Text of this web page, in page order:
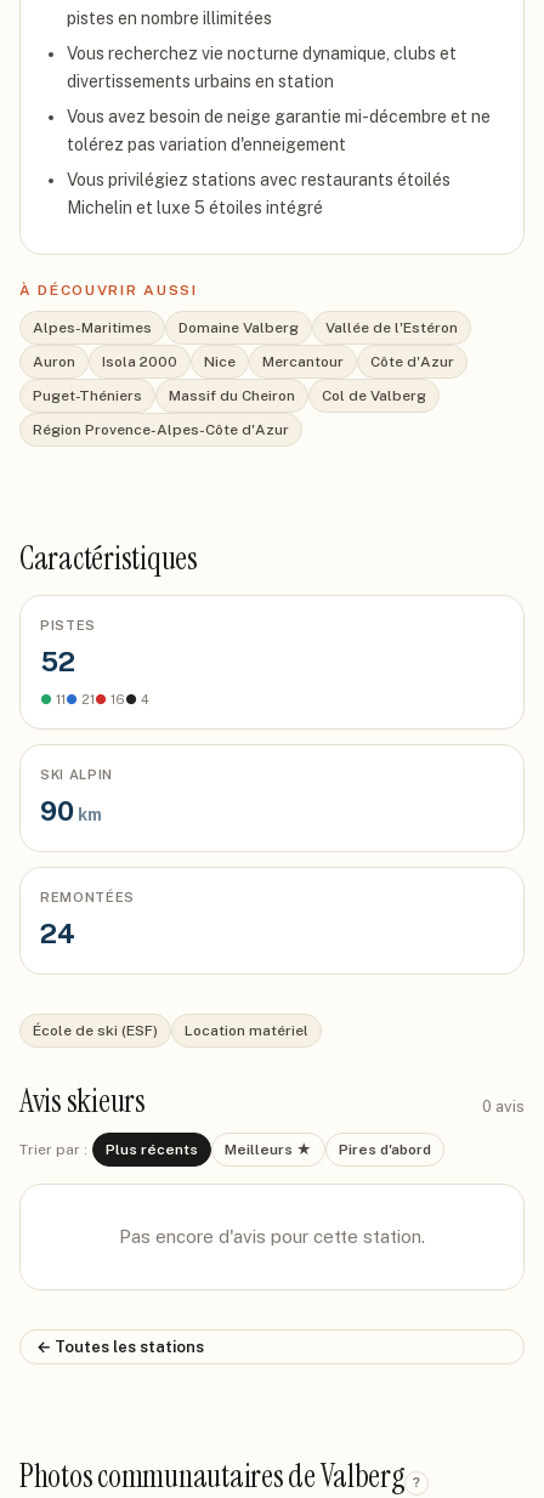
pistes en nombre illimitées
Vous recherchez vie nocturne dynamique, clubs et
divertissements urbains en station
Vous avez besoin de neige garantie mi-décembre et ne
tolérez pas variation d'enneigement
Vous privilégiez stations avec restaurants étoilés
Michelin et luxe 5 étoiles intégré
À DÉCOUVRIR AUSSI
Alpes-Maritimes Domaine Valberg
Vallée de l'Estéron
Auron
Isola 2000 Nice Mercantour
Côte d'Azur
Puget-Théniers
Massif du Cheiron
Col de Valberg
Région Provence-Alpes-Côte d'Azur
Caractéristiques
PISTES
52
● 11● 21● 16● 4
SKI ALPIN
90 km
REMONTÉES
24
École de ski (ESF) Location matériel
Avis skieurs 0 avis
Trier par : Plus récents Meilleurs ★ Pires d'abord
Pas encore d'avis pour cette station.
← Toutes les stations
Photos communautaires de Valberg ?